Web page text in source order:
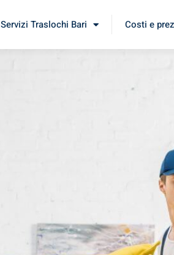
Servizi Traslochi Bari Costi e